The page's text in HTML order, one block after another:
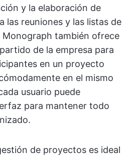
y la elaboración de
las reuniones y las listas de
también ofrece
de la empresa para
en un proyecto
en el mismo
usuario puede
para mantener todo
de proyectos es ideal